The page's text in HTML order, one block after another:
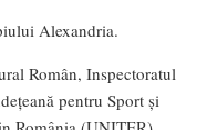
Alexandria.
Român, Inspectoratul
pentru Sport și